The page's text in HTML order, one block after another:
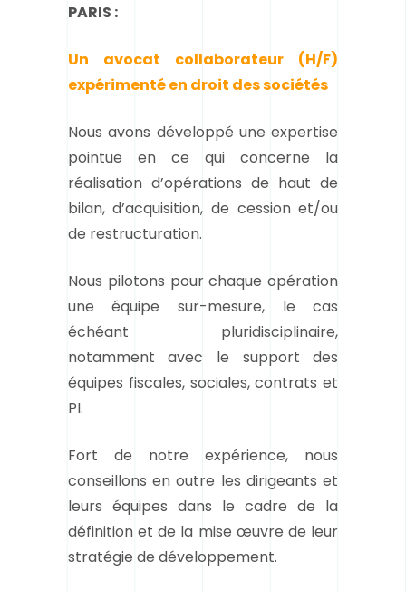
PARIS :
Un avocat collaborateur (H/F)
expérimenté en droit des sociétés
Nous avons développé une expertise
pointue en ce qui concerne la
réalisation d’opérations de haut de
bilan, d’acquisition, de cession et/ou
de restructuration.
Nous pilotons pour chaque opération
une équipe sur-mesure, le cas
échéant pluridisciplinaire,
notamment avec le support des
équipes fiscales, sociales, contrats et
PI.
Fort de notre expérience, nous
conseillons en outre les dirigeants et
leurs équipes dans le cadre de la
définition et de la mise œuvre de leur
stratégie de développement.